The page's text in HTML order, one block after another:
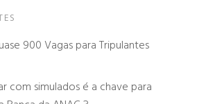
900 Vagas para Tripulantes
com simulados é a chave para